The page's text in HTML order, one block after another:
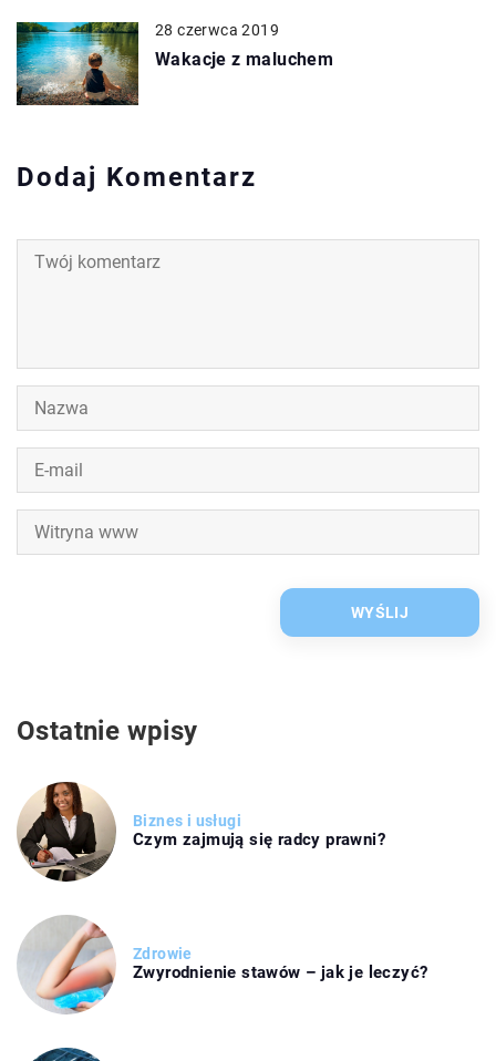
28 czerwca 2019
Wakacje z maluchem
Dodaj Komentarz
Ostatnie wpisy
Biznes i usługi
Czym zajmują się radcy prawni?
Zdrowie
Zwyrodnienie stawów – jak je leczyć?